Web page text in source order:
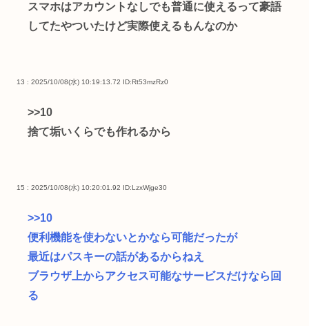
スマホはアカウントなしでも普通に使えるって豪語
してたやついたけど実際使えるもんなのか
13 : 2025/10/08(水) 10:19:13.72 ID:Rt53mzRz0
>>10
捨て垢いくらでも作れるから
15 : 2025/10/08(水) 10:20:01.92 ID:LzxWjge30
>>10
便利機能を使わないとかなら可能だったが
最近はパスキーの話があるからねえ
ブラウザ上からアクセス可能なサービスだけなら回
る